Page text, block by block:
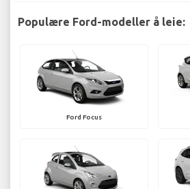
Populære Ford-modeller å leie:
Ford Focus